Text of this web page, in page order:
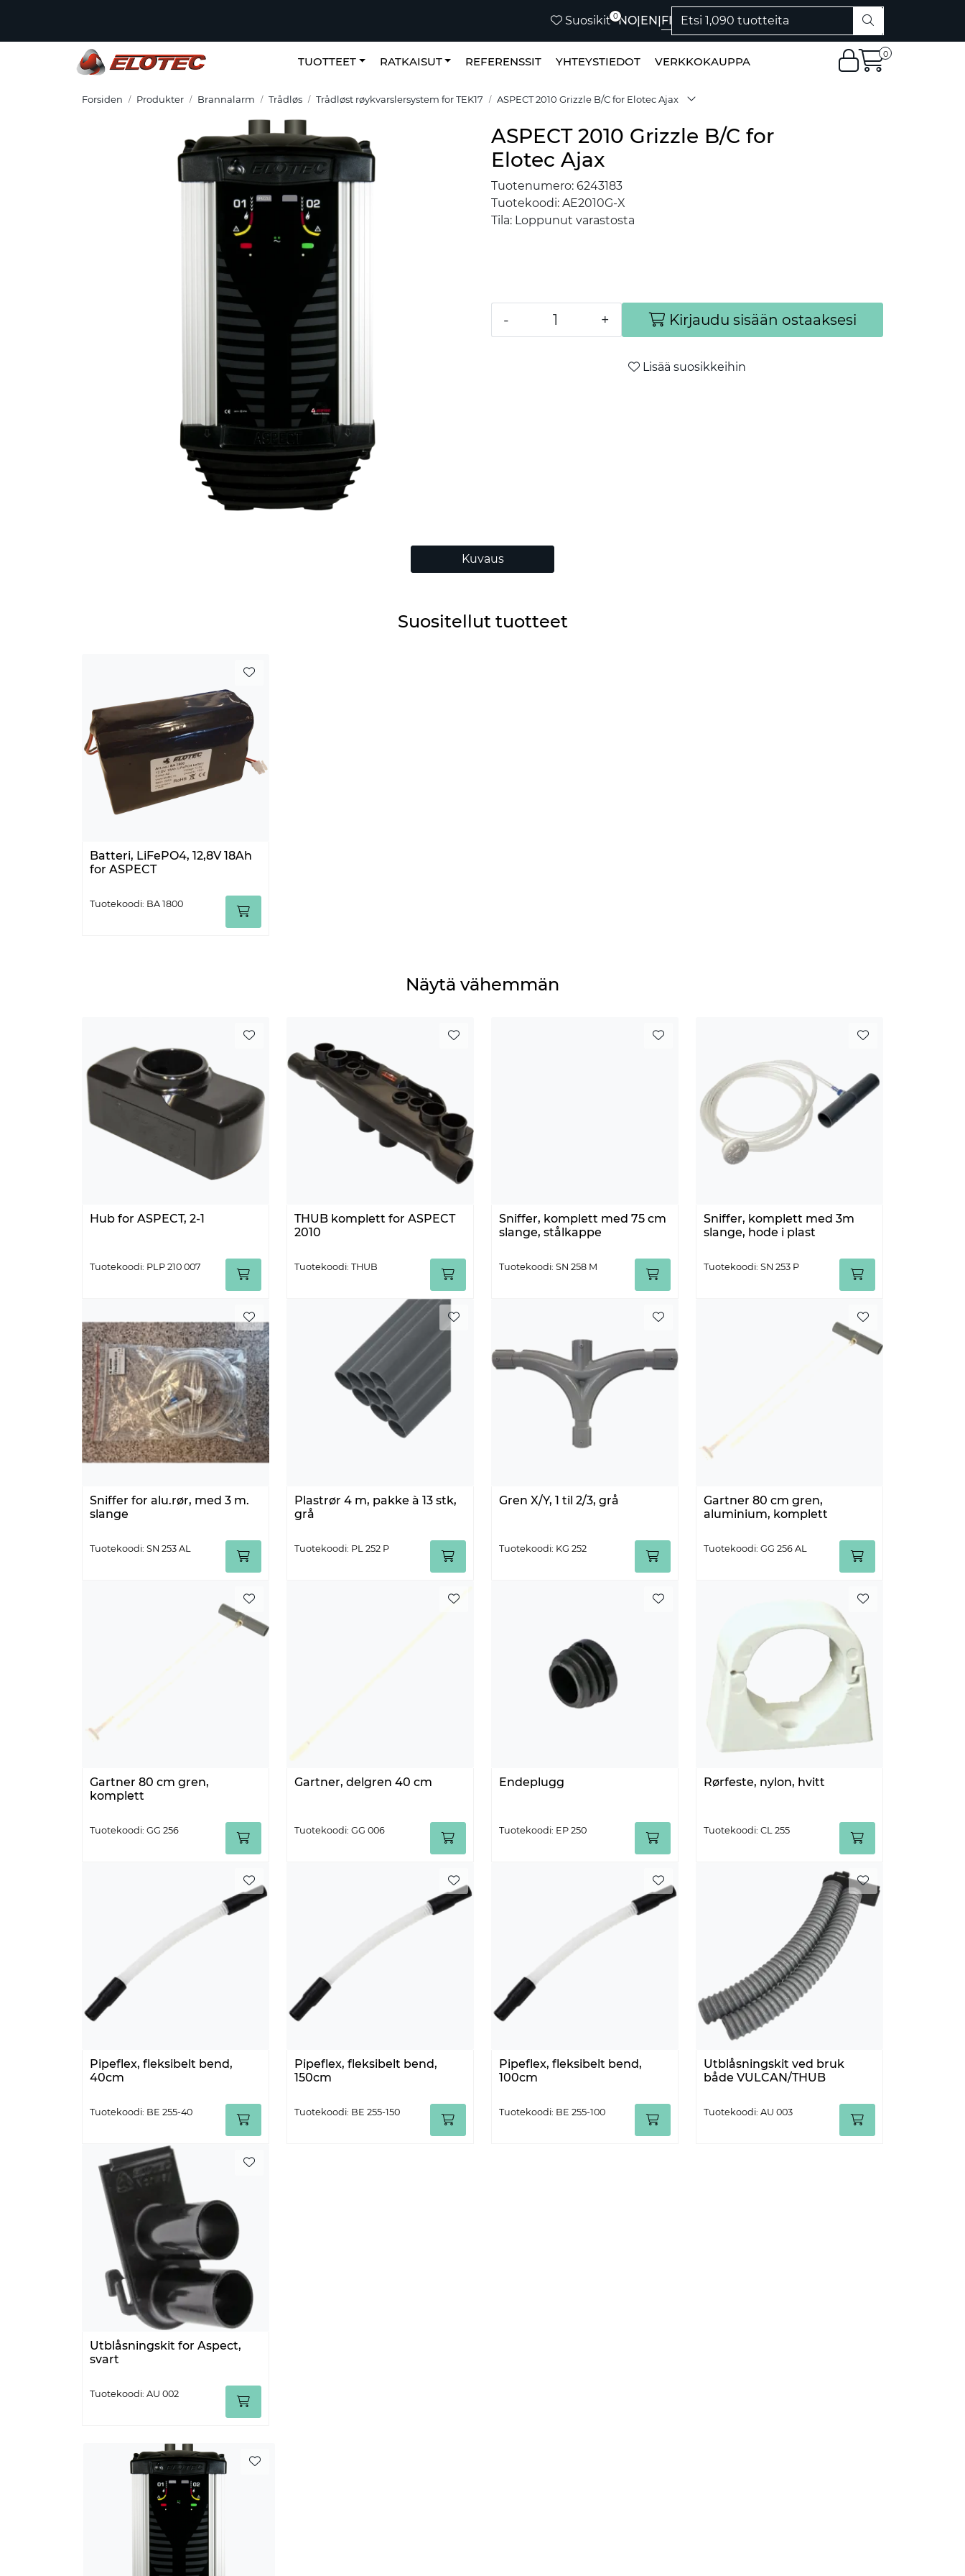
0
Suosikit NO|EN|FI
TUOTTEET RATKAISUT REFERENSSIT YHTEYSTIEDOT VERKKOKAUPPA
0
Forsiden Produkter Brannalarm Trådløs Trådløst røykvarslersystem for TEK17 ASPECT 2010 Grizzle B/C for Elotec Ajax
ASPECT 2010 Grizzle B/C for
Elotec Ajax
Tuotenumero: 6243183
Tuotekoodi: AE2010G-X
Tila: Loppunut varastosta
- + Kirjaudu sisään ostaaksesi
Lisää suosikkeihin
Kuvaus
Suositellut tuotteet
Batteri, LiFePO4, 12,8V 18Ah
for ASPECT
Tuotekoodi: BA 1800
Näytä vähemmän
Hub for ASPECT, 2-1
Tuotekoodi: PLP 210 007
THUB komplett for ASPECT
2010
Tuotekoodi: THUB
Sniffer, komplett med 75 cm
slange, stålkappe
Tuotekoodi: SN 258 M
Sniffer, komplett med 3m
slange, hode i plast
Tuotekoodi: SN 253 P
Sniffer for alu.rør, med 3 m.
slange
Tuotekoodi: SN 253 AL
Plastrør 4 m, pakke à 13 stk,
grå
Tuotekoodi: PL 252 P
Gren X/Y, 1 til 2/3, grå
Tuotekoodi: KG 252
Gartner 80 cm gren,
aluminium, komplett
Tuotekoodi: GG 256 AL
Gartner 80 cm gren,
komplett
Tuotekoodi: GG 256
Gartner, delgren 40 cm
Tuotekoodi: GG 006
Endeplugg
Tuotekoodi: EP 250
Rørfeste, nylon, hvitt
Tuotekoodi: CL 255
Pipeflex, fleksibelt bend,
40cm
Tuotekoodi: BE 255-40
Pipeflex, fleksibelt bend,
150cm
Tuotekoodi: BE 255-150
Pipeflex, fleksibelt bend,
100cm
Tuotekoodi: BE 255-100
Utblåsningskit ved bruk
både VULCAN/THUB
Tuotekoodi: AU 003
Utblåsningskit for Aspect,
svart
Tuotekoodi: AU 002